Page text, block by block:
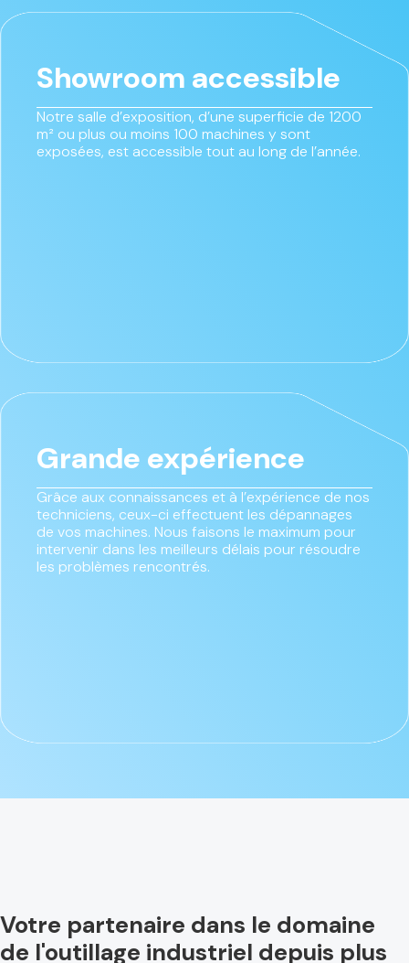
Showroom accessible
Notre salle d’exposition, d’une superficie de 1200
m² ou plus ou moins 100 machines y sont
exposées, est accessible tout au long de l’année.
Grande expérience
Grâce aux connaissances et à l’expérience de nos
techniciens, ceux-ci effectuent les dépannages
de vos machines. Nous faisons le maximum pour
intervenir dans les meilleurs délais pour résoudre
les problèmes rencontrés.
Votre partenaire dans le domaine
de l'outillage industriel depuis plus